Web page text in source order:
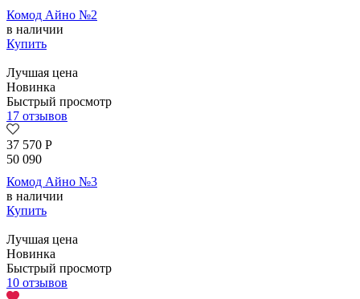
Комод Айно №2
в наличии
Купить
Лучшая цена
Новинка
Быстрый просмотр
17 отзывов
37 570 Р
50 090
Комод Айно №3
в наличии
Купить
Лучшая цена
Новинка
Быстрый просмотр
10 отзывов